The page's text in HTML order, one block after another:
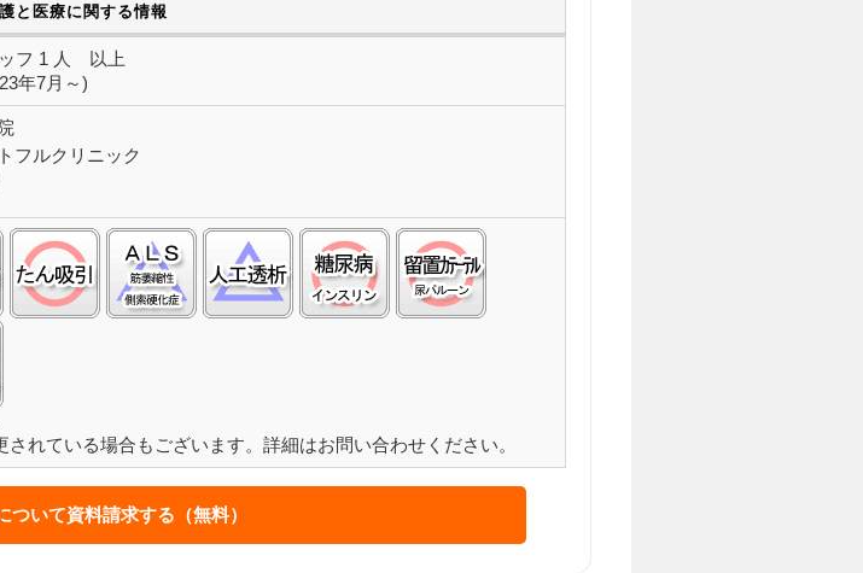
と医療に関する情報
フ 1 人 以上
年7月～)
フルクリニック
肛門):○
在宅酸素:○ たん吸引:○ 筋萎縮性側索硬化症(ＡＬＳ):△
人工透析:△ 糖尿病(インスリン):○
）:○
れている場合もございます。詳細はお問い合わせください。
ついて資料請求する（無料）